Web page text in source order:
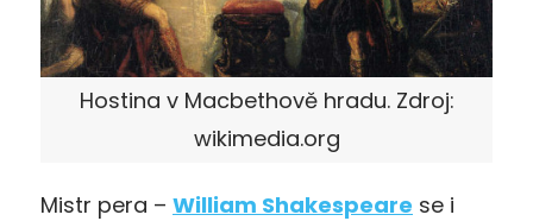
Hostina v Macbethově hradu. Zdroj:
wikimedia.org
Mistr pera – William Shakespeare se i